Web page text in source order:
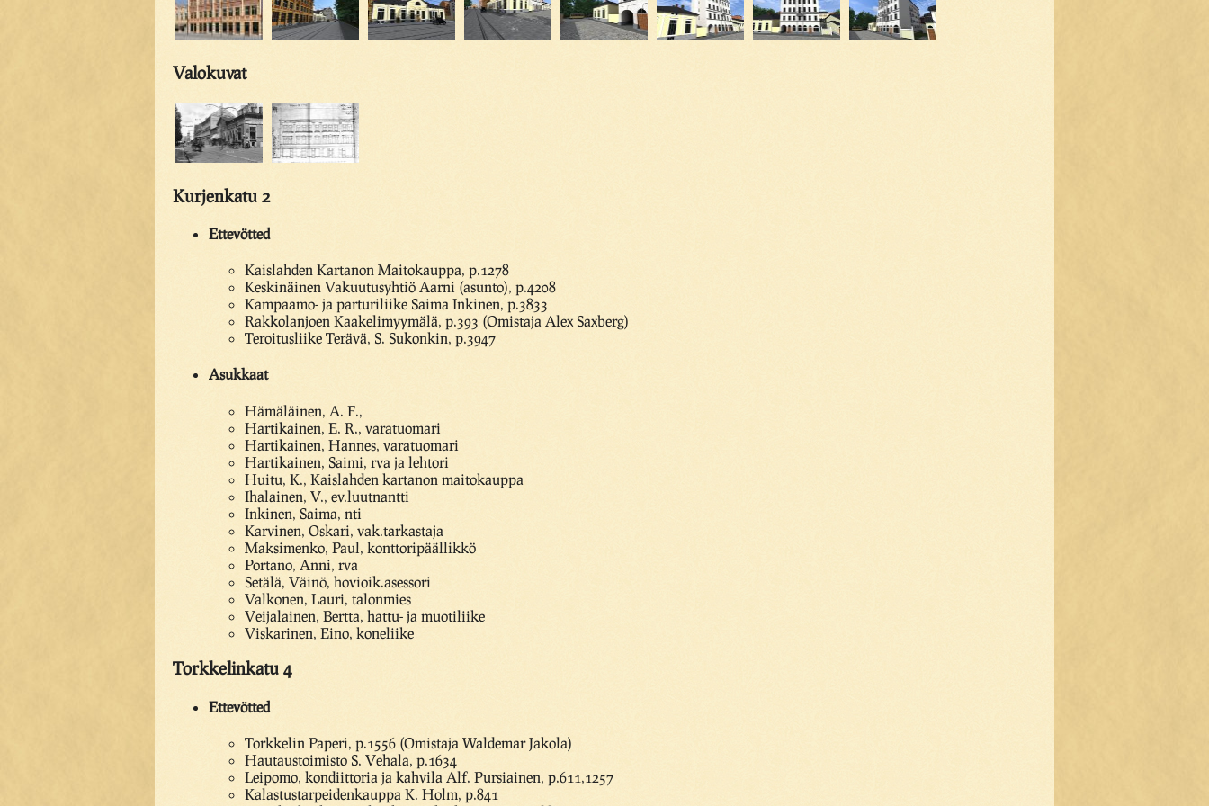
Valokuvat
Kurjenkatu 2
Ettevötted
Kaislahden Kartanon Maitokauppa, p.1278
Keskinäinen Vakuutusyhtiö Aarni (asunto), p.4208
Kampaamo- ja parturiliike Saima Inkinen, p.3833
Rakkolanjoen Kaakelimyymälä, p.393 (Omistaja Alex Saxberg)
Teroitusliike Terävä, S. Sukonkin, p.3947
Asukkaat
Hämäläinen, A. F.,
Hartikainen, E. R., varatuomari
Hartikainen, Hannes, varatuomari
Hartikainen, Saimi, rva ja lehtori
Huitu, K., Kaislahden kartanon maitokauppa
Ihalainen, V., ev.luutnantti
Inkinen, Saima, nti
Karvinen, Oskari, vak.tarkastaja
Maksimenko, Paul, konttoripäällikkö
Portano, Anni, rva
Setälä, Väinö, hovioik.asessori
Valkonen, Lauri, talonmies
Veijalainen, Bertta, hattu- ja muotiliike
Viskarinen, Eino, koneliike
Torkkelinkatu 4
Ettevötted
Torkkelin Paperi, p.1556 (Omistaja Waldemar Jakola)
Hautaustoimisto S. Vehala, p.1634
Leipomo, kondiittoria ja kahvila Alf. Pursiainen, p.611,1257
Kalastustarpeidenkauppa K. Holm, p.841